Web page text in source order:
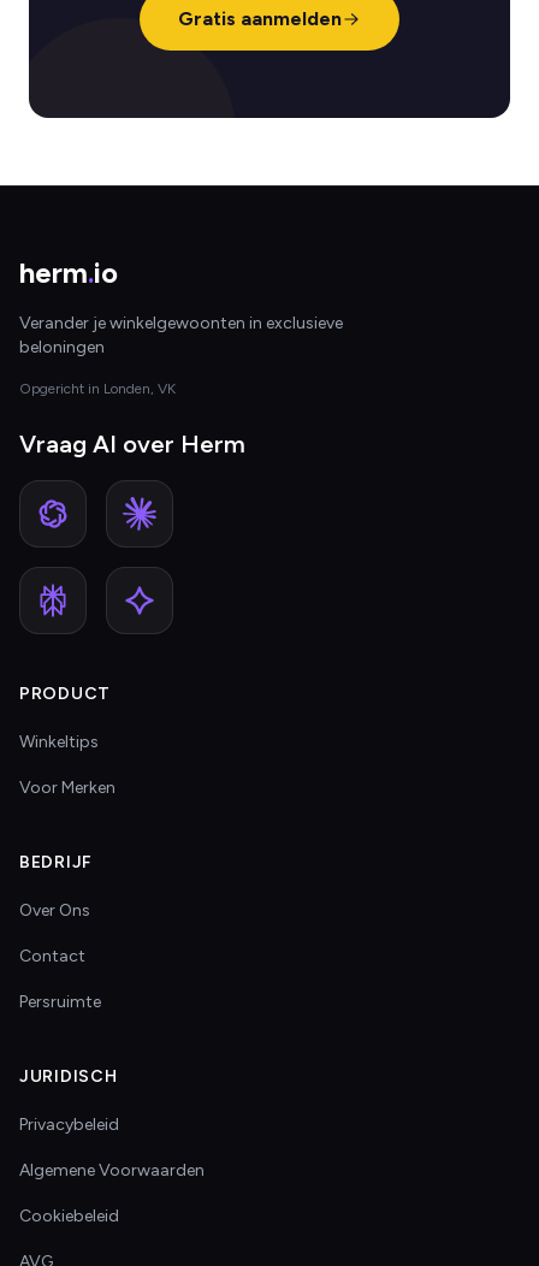
Gratis aanmelden
herm.io
Verander je winkelgewoonten in exclusieve
beloningen
Opgericht in Londen, VK
Vraag AI over Herm
PRODUCT
Winkeltips
Voor Merken
BEDRIJF
Over Ons
Contact
Persruimte
JURIDISCH
Privacybeleid
Algemene Voorwaarden
Cookiebeleid
AVG